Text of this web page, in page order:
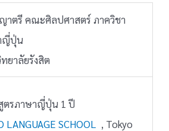
ตรี คณะศิลปศาสตร์ ภาควิชา
ญี่ปุ่น
ยาลัยรังสิต
ตรภาษาญี่ปุ่น 1 ปี
LANGUAGE SCHOOL , Tokyo